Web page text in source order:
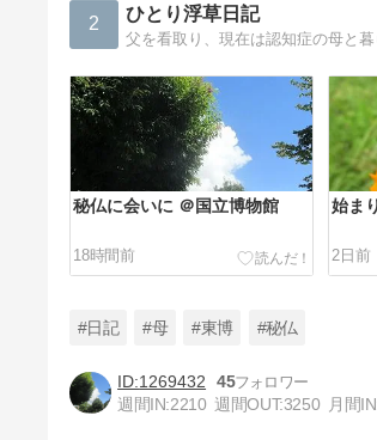
2 ひとり浮草日記
秘仏に会いに ＠国立博物館
18時間前
始ま
2日前
#日記 #母 #東博 #秘仏
1269432
45
週間IN:2210 週間OUT:3250 月間